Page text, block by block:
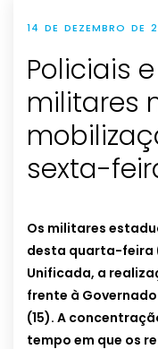
14 DE DEZEMBRO DE
Policiais
militares
sexta-
Os militares
desta quarta-feira
Unificada, a
frente à
(15). A
tempo em que os